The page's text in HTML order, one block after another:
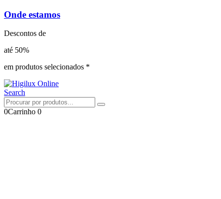
Onde estamos
Descontos de
até 50%
em produtos selecionados *
Search
0Carrinho 0